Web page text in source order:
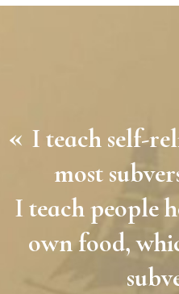
« I teach self-
most
I teach people
own food,